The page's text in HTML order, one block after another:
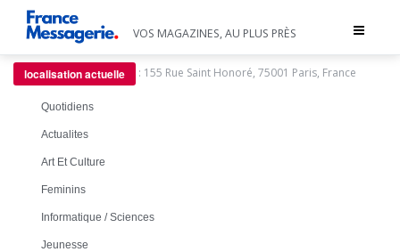
Toggle
VOS MAGAZINES, AU PLUS PRÈS
localisation actuelle : 155 Rue Saint Honoré, 75001 Paris, France
Quotidiens
Actualites
Art Et Culture
Feminins
Informatique / Sciences
Jeunesse